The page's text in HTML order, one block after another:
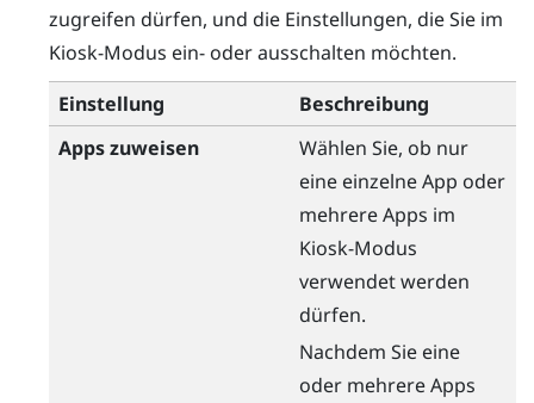
zugreifen dürfen, und die Einstellungen, die Sie im
Kiosk-Modus ein- oder ausschalten möchten.
Einstellung
Beschreibung
Apps zuweisen
Wählen Sie, ob nur
eine einzelne App oder
mehrere Apps im
Kiosk-Modus
verwendet werden
dürfen.
Nachdem Sie eine
oder mehrere Apps